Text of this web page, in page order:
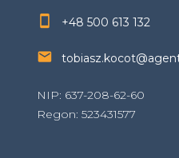
+48 500 613 132
NIP: 637-208-62-60
Regon: 523431577